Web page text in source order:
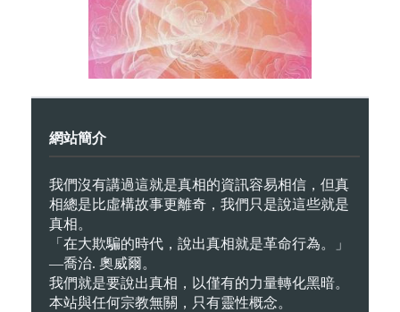
網站簡介
我們沒有講過這就是真相的資訊容易相信，但真
相總是比虛構故事更離奇，我們只是說這些就是
真相。
「在大欺騙的時代，說出真相就是革命行為。」
—喬治. 奧威爾。
我們就是要說出真相，以僅有的力量轉化黑暗。
本站與任何宗教無關，只有靈性概念。